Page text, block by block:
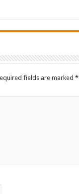
fields are marked *